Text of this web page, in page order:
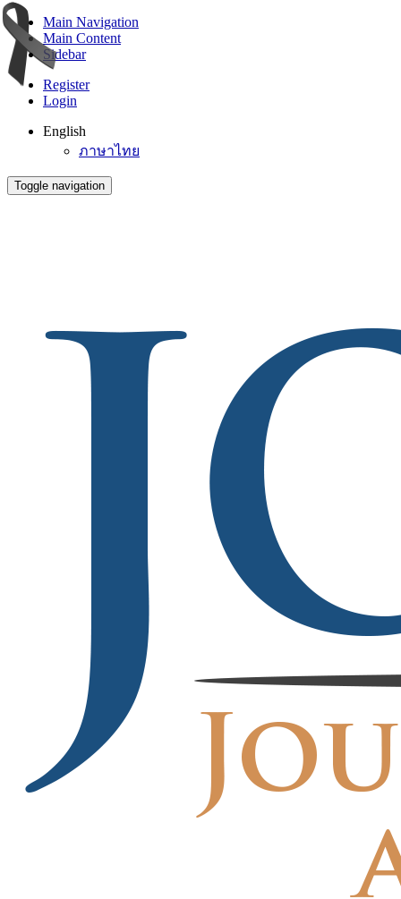
Main Navigation
Main Content
Sidebar
Register
Login
English
ภาษาไทย
Toggle navigation